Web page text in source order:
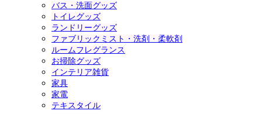
バス・洗面グッズ
トイレグッズ
ランドリーグッズ
ファブリックミスト・洗剤・柔軟剤
ルームフレグランス
お掃除グッズ
インテリア雑貨
家具
家電
テキスタイル